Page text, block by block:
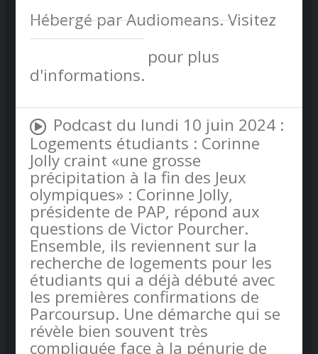
Hébergé par Audiomeans. Visitez
audiomeans.fr/politique-de-
pour plus
d'informations.
Podcast du lundi 10 juin 2024 :
Logements étudiants : Corinne
Jolly craint «une grosse
précipitation à la fin des Jeux
olympiques» : Corinne Jolly,
présidente de PAP, répond aux
questions de Victor Pourcher.
Ensemble, ils reviennent sur la
recherche de logements pour les
étudiants qui a déjà débuté avec
les premières confirmations de
Parcoursup. Une démarche qui se
révèle bien souvent très
compliquée face à la pénurie de